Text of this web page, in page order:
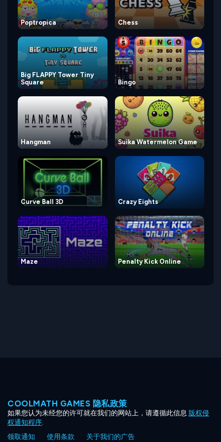
Poptropica Chess
Big FLAPPY Tower Tiny
Square
Bingo
Hangman Suika Watermelon Game
Curve Ball 3D Crazy Eights
Maze Penalty Kick Online
COOLMATH GAMES 隐私政策
如果您认为未经您的许可就在我们的网站上，请遵循此信息版权侵
权通知程序.
领取通知
使用条款
关于我们的广告